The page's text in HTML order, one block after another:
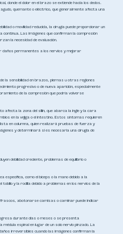
donde el dolor en el brazo se extiende hacia los dedos.
quemante o eléctrico, que generalmente afecta una
o movilidad reducida, la cirugía puede proporcionar un
continua. Las imágenes que confirman la compresión
la necesidad de evaluación.
daños permanentes a los nervios y mejorar
de la sensibilidad en brazos, piernas u otras regiones
progresivo o de nueva aparición, especialmente
de la compresión que podría volverse
afecta la zona del sillín, que abarca la ingle y la cara
en la vejiga o el intestino. Estos síntomas requieren
en columna, quien realizará pruebas de fuerza y
y determinará si es necesaria una cirugía de
debilidad creciente, problemas de equilibrio o
específica, como el bíceps o la mano debido a la
y la rodilla debido a problemas en los nervios de la
abotonarse camisas o caminar puede indicar
durante días o meses o se presenta
espinal en lugar de un solo nervio pinzado. La
irreversibles cuando las imágenes confirman la